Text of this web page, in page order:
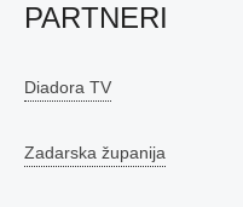
PARTNERI
Diadora TV
Zadarska županija